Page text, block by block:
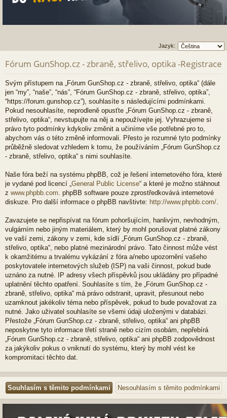
Jazyk:
Fórum GunShop.cz - zbraně, střelivo, optika -Registrace
Svým přístupem na „Fórum GunShop.cz - zbraně, střelivo, optika“ (dále
jen “my”, “naše”, “nás”, “Fórum GunShop.cz - zbraně, střelivo, optika”,
“https://forum.gunshop.cz”), souhlasíte s následujícími podmínkami.
Pokud nesouhlasíte, neprodleně opusťte „Fórum GunShop.cz - zbraně,
střelivo, optika“, nevstupujte na něj a nepoužívejte jej. Vyhrazujeme si
právo tyto podmínky kdykoliv změnit a učiníme vše potřebné pro to,
abychom vás o této změně informovali. Přesto je rozumné tyto podmínky
průběžně sledovat vzhledem k tomu, že používáním „Fórum GunShop.cz
- zbraně, střelivo, optika“ s nimi souhlasíte.
Naše fóra beží na systému phpBB, což je řešení internetového fóra, které
je vydané pod licencí „ General Public License“ a které je možno stáhnout
z www.phpbb.com . phpBB software pouze zprostředkovává internetové
diskuze. Pro další informace o phpBB navštivte: http://www.phpbb.com/
Zavazujete se nepřispívat na fórum pohoršujícím, hanlivým, nevhodným,
vulgárním nebo jiným materiálem, který by mohl porušovat platné zákony
ve vaší zemi, zákony v zemi, kde sídlí „Fórum GunShop.cz - zbraně,
střelivo, optika“, nebo platné mezinárodní právo. Tato činnost může vést
k okamžitému a trvalému vykázání z fóra a/nebo upozornění vašeho
poskytovatele internetových služeb (ISP) na vaši činnost, pokud bude
uznáno za nutné. IP adresy všech příspěvků jsou ukládány pro případné
uplatnění těchto opatření. Souhlasíte s tím, že „Fórum GunShop.cz -
zbraně, střelivo, optika“ má právo odstranit, upravit, přesunout nebo
uzamknout jakékoliv téma nebo příspěvek, pokud to bude považovat za
nutné. Jako uživatel souhlasíte se všemi údaji uloženými v databázi.
Přestože „Fórum GunShop.cz - zbraně, střelivo, optika“ ani phpBB
neposkytne tyto informace třetí straně nebo cizím osobám, nepřebírá
„Fórum GunShop.cz - zbraně, střelivo, optika“ ani phpBB zodpovědnost
za jakýkoliv pokus o vniknutí do systému, který by mohl vést ke
kompromitaci těchto dat.